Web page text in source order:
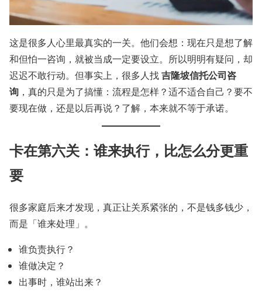
这是很多人心里最真实的一关。他们会想：现在只是想了解
和但怕一咨询，就被当成一定要设立。所以明明有疑问，却
迟迟不敢行动。但事实上，很多人找吉隆坡信托公司咨
询 ，真的只是为了搞懂：流程是怎样？适不适合自己？要不
要现在做，还是以后再说？了解，本来就不等于承诺。
卡在第六关：谁来执行，比怎么分更重
要
很多家庭后来才发现，真正让关系紧张的，不是钱多钱少，
而是「谁来处理」。
谁负责执行？
谁做决定？
出事时，谁站出来？